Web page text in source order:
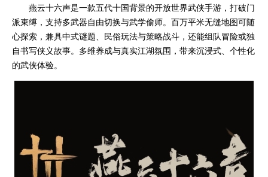
燕云十六声是一款五代十国背景的开放世界武侠手游，打破门
派束缚，支持多武器自由切换与武学偷师。百万平米无缝地图可随
心探索，兼具中式谜题、民俗玩法与策略战斗，还能组队冒险或独
自书写侠义故事。多维养成与真实江湖氛围，带来沉浸式、个性化
的武侠体验。